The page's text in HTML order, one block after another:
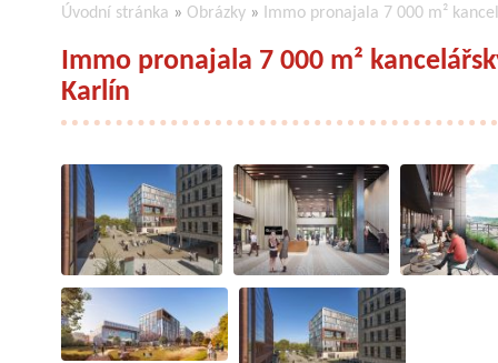
Úvodní stránka » Obrázky » Immo pronajala 7 000 m²
Immo pronajala 7 000 m²
Karlín